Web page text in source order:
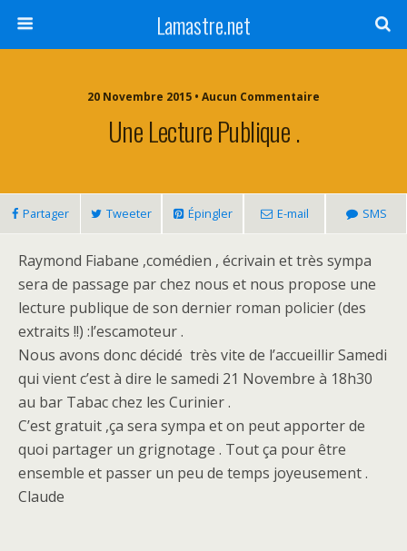
Lamastre.net
20 Novembre 2015 • Aucun Commentaire
Une Lecture Publique .
Partager Tweeter Épingler E-mail SMS
Raymond Fiabane ,comédien , écrivain et très sympa
sera de passage par chez nous et nous propose une
lecture publique de son dernier roman policier (des
extraits !!) :l’escamoteur .
Nous avons donc décidé très vite de l’accueillir Samedi
qui vient c’est à dire le samedi 21 Novembre à 18h30
au bar Tabac chez les Curinier .
C’est gratuit ,ça sera sympa et on peut apporter de
quoi partager un grignotage . Tout ça pour être
ensemble et passer un peu de temps joyeusement .
Claude